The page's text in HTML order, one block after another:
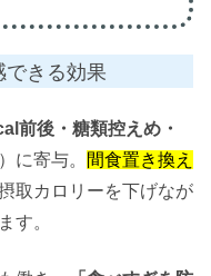
できる効果
前後・糖類控えめ・
に寄与。
間食置き換え
取カロリーを下げなが
す。